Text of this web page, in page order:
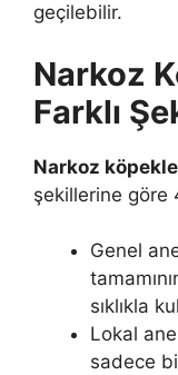
geçilebilir.
Narkoz
Farklı
Narkoz
şekillerine göre
Genel
sıklıkla
Lokal
sadece